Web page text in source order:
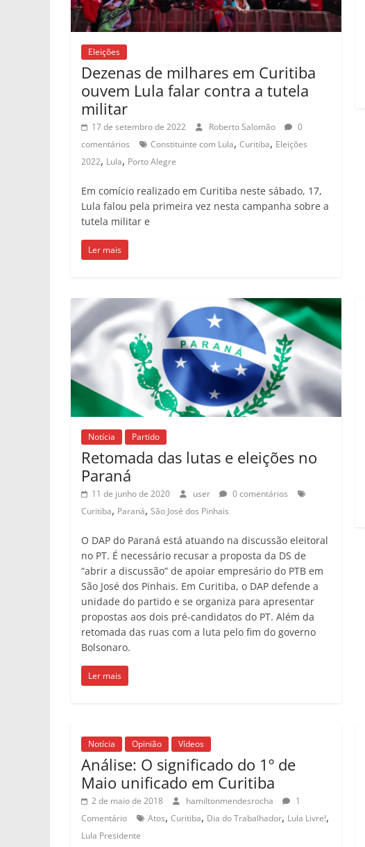
Eleições
Dezenas de milhares em Curitiba
ouvem Lula falar contra a tutela
militar
17 de setembro de 2022 Roberto Salomão
0
comentários
Constituinte com Lula, Curitiba, Eleições
2022, Lula, Porto Alegre
Em comício realizado em Curitiba neste sábado, 17,
Lula falou pela primeira vez nesta campanha sobre a
tutela militar e
Ler mais
Notícia Partido
Retomada das lutas e eleições no
Paraná
11 de junho de 2020 user
0 comentários
Curitiba, Paraná, São José dos Pinhais
O DAP do Paraná está atuando na discussão eleitoral
no PT. É necessário recusar a proposta da DS de
“abrir a discussão” de apoiar empresário do PTB em
São José dos Pinhais. Em Curitiba, o DAP defende a
unidade do partido e se organiza para apresentar
propostas aos dois pré-candidatos do PT. Além da
retomada das ruas com a luta pelo fim do governo
Bolsonaro.
Ler mais
Notícia Opinião Vídeos
Análise: O significado do 1º de
Maio unificado em Curitiba
2 de maio de 2018 hamiltonmendesrocha
1
Comentário
Atos, Curitiba, Dia do Trabalhador, Lula Livre!,
Lula Presidente